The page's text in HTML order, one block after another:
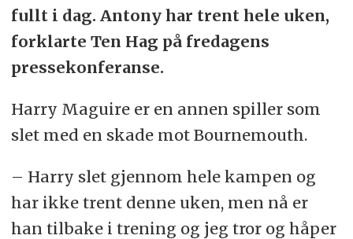
fullt i dag. Antony har trent hele uken,
forklarte Ten Hag på fredagens
pressekonferanse.
Harry Maguire er en annen spiller som
slet med en skade mot Bournemouth.
– Harry slet gjennom hele kampen og
har ikke trent denne uken, men nå er
han tilbake i trening og jeg tror og håper